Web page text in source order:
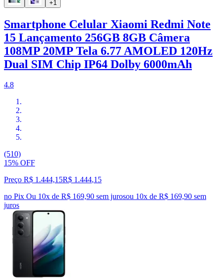
+1
Smartphone Celular Xiaomi Redmi Note
15 Lançamento 256GB 8GB Câmera
108MP 20MP Tela 6.77 AMOLED 120Hz
Dual SIM Chip IP64 Dolby 6000mAh
4.8
(510)
15% OFF
Preço R$ 1.444,15R$ 1.444,15
no Pix Ou 10x de R$ 169,90 sem jurosou 10x de R$ 169,90 sem
juros